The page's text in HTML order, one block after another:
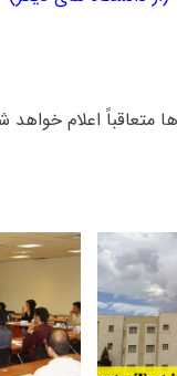
متعاقباً اعلام خواهد